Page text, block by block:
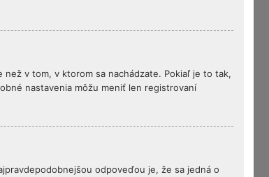
v tom, v ktorom sa nachádzate. Pokiaľ je to tak,
nastavenia môžu meniť len registrovaní
odpoveďou je, že sa jedná o